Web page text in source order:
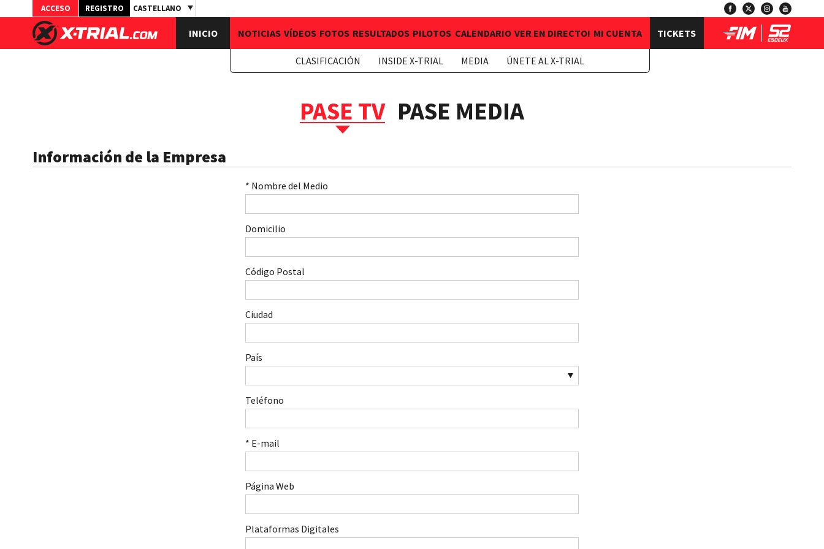
ACCESO REGISTRO CASTELLANO
INICIO NOTICIAS VÍDEOS FOTOS RESULTADOS PILOTOS CALENDARIO VER EN DIRECTO! MI CUENTA
CLASIFICACIÓN INSIDE X-TRIAL MEDIA ÚNETE AL X-TRIAL
TICKETS
PASE TV PASE MEDIA
Información de la Empresa
* Nombre del Medio
Domicilio
Código Postal
Ciudad
País
Teléfono
* E-mail
Página Web
Plataformas Digitales